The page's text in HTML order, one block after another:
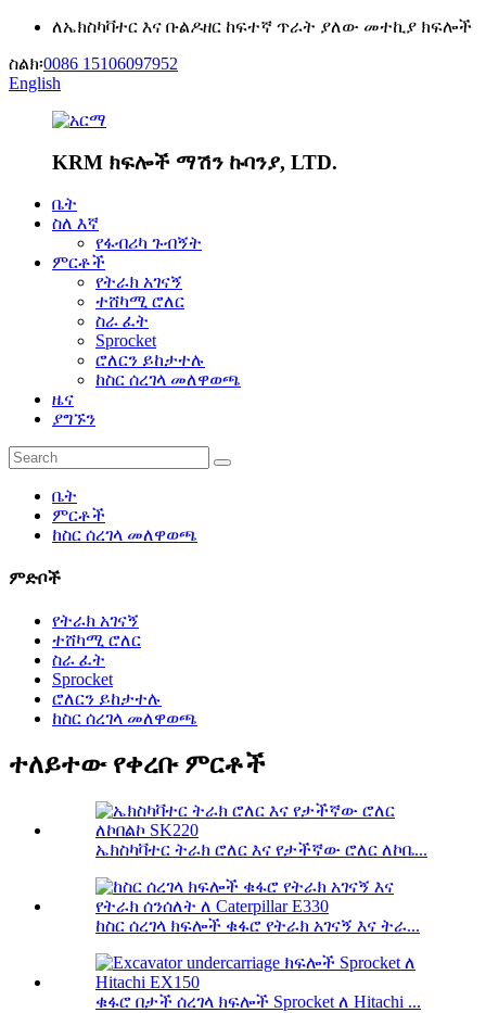
ለኤክስካቫተር እና ቡልዶዘር ከፍተኛ ጥራት ያለው መተኪያ ክፍሎች
ስልክ፡0086 15106097952
English
KRM ክፍሎች ማሽን ኩባንያ, LTD.
ቤት
ስለ እኛ
የፋብሪካ ጉብኝት
ምርቶች
የትራክ አገናኝ
ተሸካሚ ሮለር
ስራ ፈት
Sprocket
ሮለርን ይከታተሉ
ከስር ሰረገላ መለዋወጫ
ዜና
ያግኙን
ቤት
ምርቶች
ከስር ሰረገላ መለዋወጫ
ምድቦች
የትራክ አገናኝ
ተሸካሚ ሮለር
ስራ ፈት
Sprocket
ሮለርን ይከታተሉ
ከስር ሰረገላ መለዋወጫ
ተለይተው የቀረቡ ምርቶች
ኤክስካቫተር ትራክ ሮለር እና የታችኛው ሮለር ለኮቤ...
ከስር ሰረገላ ክፍሎች ቁፋሮ የትራክ አገናኝ እና ትራ...
ቁፋሮ በታች ሰረገላ ክፍሎች Sprocket ለ Hitachi ...